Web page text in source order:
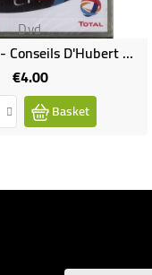
Dvd
Sans Danger - Conseils D'Hubert Auriol - Prévention Routière (neuf)
€4.00Price
Basket